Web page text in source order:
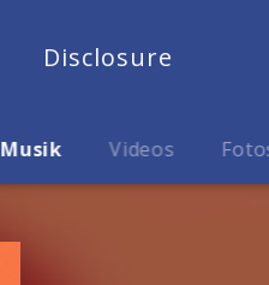
Disclosure
Musik Videos